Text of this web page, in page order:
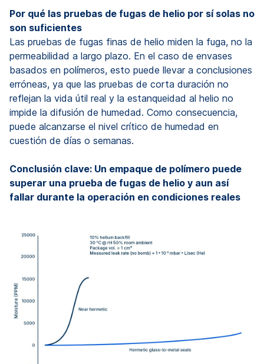
Por qué las pruebas de fugas de helio por sí solas no
son suficientes
Las pruebas de fugas finas de helio miden la fuga, no la
permeabilidad a largo plazo. En el caso de envases
basados en polímeros, esto puede llevar a conclusiones
erróneas, ya que las pruebas de corta duración no
reflejan la vida útil real y la estanqueidad al helio no
impide la difusión de humedad. Como consecuencia,
puede alcanzarse el nivel crítico de humedad en
cuestión de días o semanas.
Conclusión clave: Un empaque de polímero puede
superar una prueba de fugas de helio y aun así
fallar durante la operación en condiciones reales